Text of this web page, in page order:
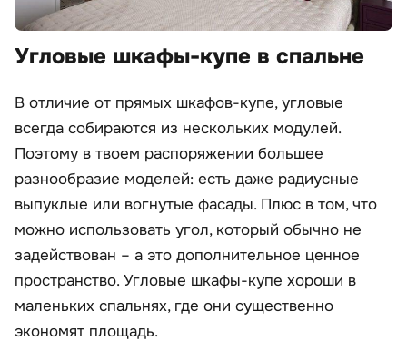
Угловые шкафы-купе в спальне
В отличие от прямых шкафов-купе, угловые
всегда собираются из нескольких модулей.
Поэтому в твоем распоряжении большее
разнообразие моделей: есть даже радиусные
выпуклые или вогнутые фасады. Плюс в том, что
можно использовать угол, который обычно не
задействован – а это дополнительное ценное
пространство. Угловые шкафы-купе хороши в
маленьких спальнях, где они существенно
экономят площадь.